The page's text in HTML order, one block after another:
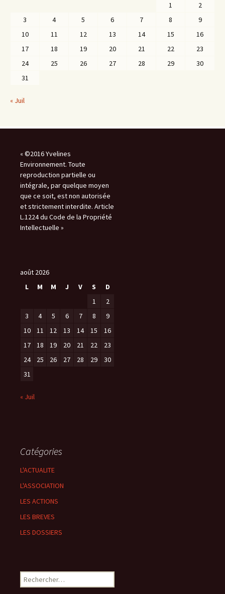
1
2
3
4 5 6 7 8
9
10
11 12 13 14 15
16
17
18 19 20 21 22
23
24
25 26 27 28 29
30
31
« Juil
« ©2016 Yvelines
Environnement. Toute
reproduction partielle ou
intégrale, par quelque moyen
que ce soit, est non autorisée
et strictement interdite. Article
L.1224 du Code de la Propriété
Intellectuelle »
août 2026
L
M M J V S
D
1
2
3
4 5 6 7 8
9
10
11 12 13 14 15
16
17
18 19 20 21 22
23
24
25 26 27 28 29
30
31
« Juil
Catégories
L'ACTUALITE
L'ASSOCIATION
LES ACTIONS
LES BREVES
LES DOSSIERS
Rechercher :